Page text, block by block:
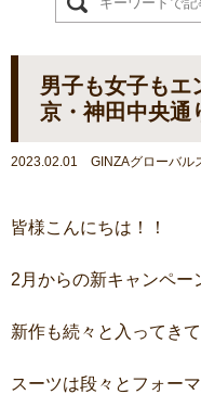
男子も女子もエ
京・神田中央通
2023.02.01 GINZAグローバル
皆様こんにちは！！
2月からの新キャンペー
新作も続々と入ってきて
スーツは段々とフォー